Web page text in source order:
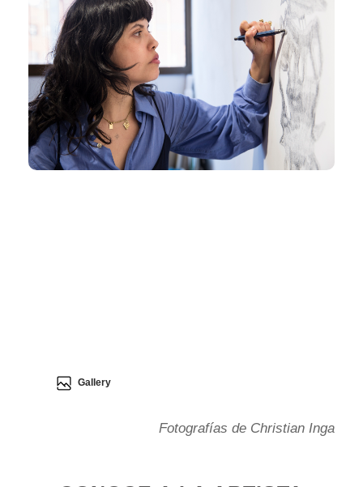
Gallery
Fotografías de Christian Inga